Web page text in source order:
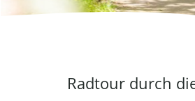
Radtour durch